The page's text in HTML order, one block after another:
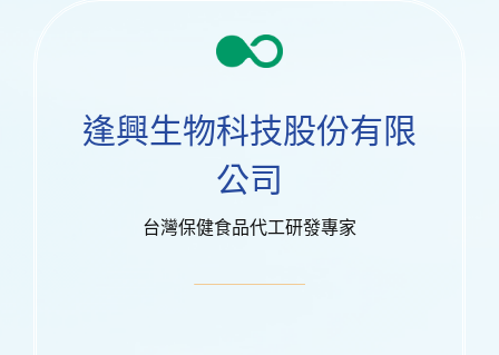
逢興生物科技股份有限
公司
台灣保健食品代工研發專家